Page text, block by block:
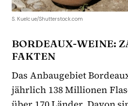
S. Kuelcue/Shutterstock.com
BORDEAUX-WEINE:
FAKTEN
Das Anbaugebiet
jährlich 138 Millionen